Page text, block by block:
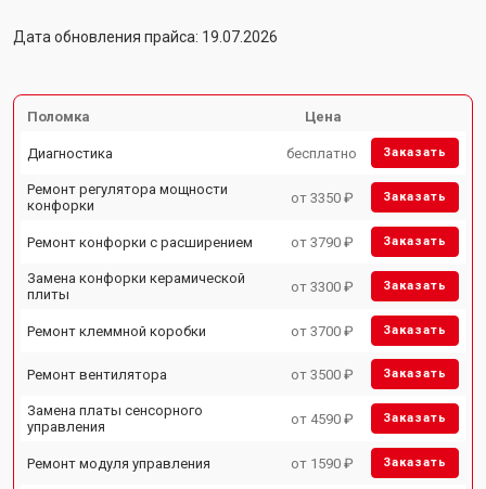
Дата обновления прайса: 19.07.2026
Поломка Цена
Диагностика бесплатно Заказать
Ремонт регулятора мощности
конфорки
от 3350 ₽ Заказать
Ремонт конфорки с расширением от 3790 ₽ Заказать
Замена конфорки керамической
плиты
от 3300 ₽ Заказать
Ремонт клеммной коробки от 3700 ₽ Заказать
Ремонт вентилятора от 3500 ₽ Заказать
Замена платы сенсорного
управления
от 4590 ₽ Заказать
Ремонт модуля управления от 1590 ₽ Заказать